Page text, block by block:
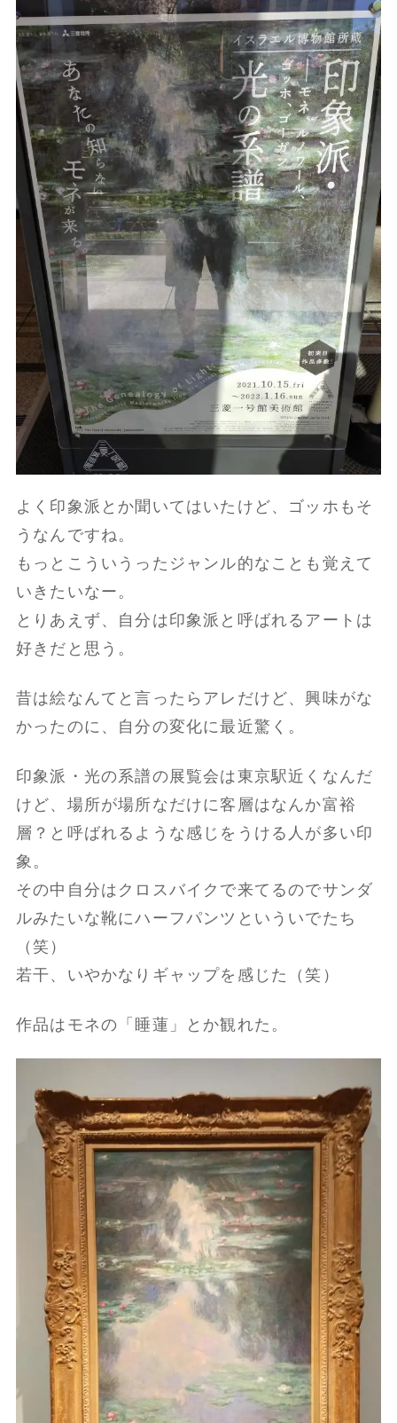
よく印象派とか聞いてはいたけど、ゴッホもそ
うなんですね。
もっとこういうったジャンル的なことも覚えて
いきたいなー。
とりあえず、自分は印象派と呼ばれるアートは
好きだと思う。
昔は絵なんてと言ったらアレだけど、興味がな
かったのに、自分の変化に最近驚く。
印象派・光の系譜の展覧会は東京駅近くなんだ
けど、場所が場所なだけに客層はなんか富裕
層？と呼ばれるような感じをうける人が多い印
象。
その中自分はクロスバイクで来てるのでサンダ
ルみたいな靴にハーフパンツといういでたち
（笑）
若干、いやかなりギャップを感じた（笑）
作品はモネの「睡蓮」とか観れた。